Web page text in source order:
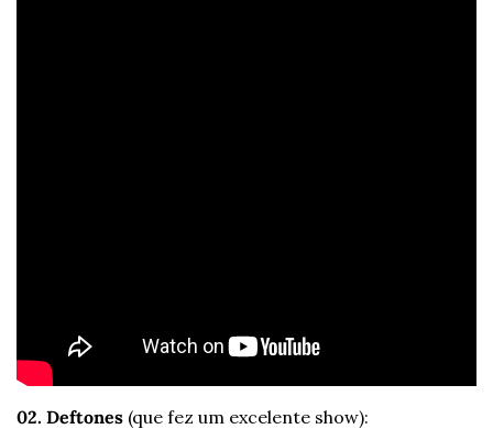
02. Deftones (que fez um excelente show):